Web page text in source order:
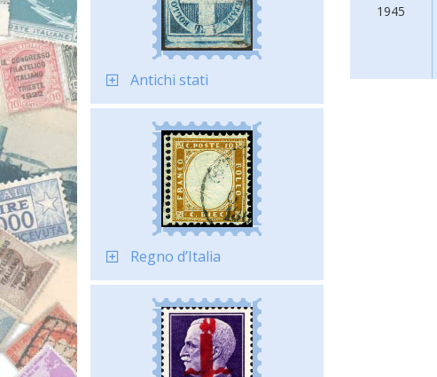
Antichi stati
Regno d’Italia
1945